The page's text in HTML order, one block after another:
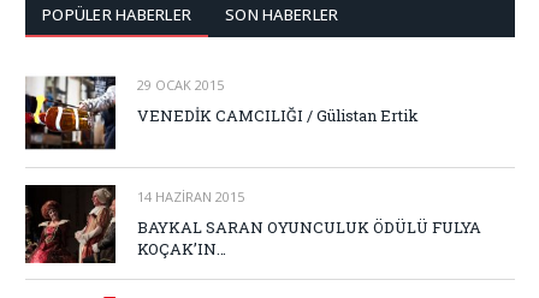
POPÜLER HABERLER SON HABERLER
29 OCAK 2015
VENEDİK CAMCILIĞI / Gülistan Ertik
14 HAZIRAN 2015
BAYKAL SARAN OYUNCULUK ÖDÜLÜ FULYA
KOÇAK’IN…